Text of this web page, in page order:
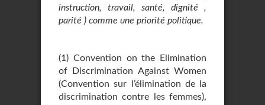
instruction, travail, santé, dignité ,
parité ) comme une priorité politique.
(1) Convention on the Elimination
of Discrimination Against Women
(Convention sur l’élimination de la
discrimination contre les femmes),